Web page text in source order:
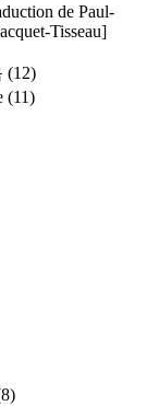
de Paul-
Tisseau]
(12)
(11)